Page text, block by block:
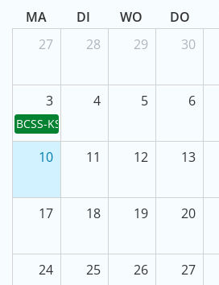
MA DI WO DO
27
28 29 30
3
BCSS-KSZ - R2026-08
4 5 6
10 11 12 13
17 18 19 20
24 25 26 27